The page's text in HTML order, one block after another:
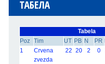
ТАБЕЛА
Tabela
Poz Tim UT PB N PR
1
Crvena
zvezda
22 20 2 0